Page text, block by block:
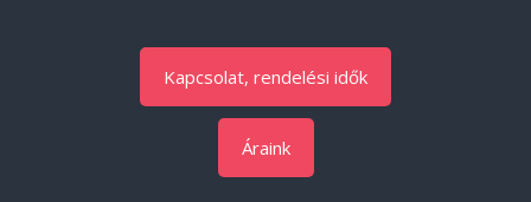
Kapcsolat, rendelési idők
Áraink